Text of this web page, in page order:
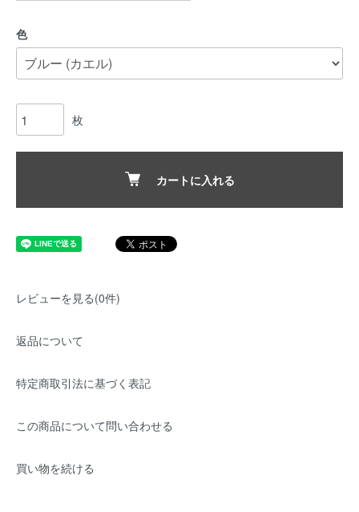
色
枚
カートに入れる
レビューを見る(0件)
返品について
特定商取引法に基づく表記
この商品について問い合わせる
買い物を続ける